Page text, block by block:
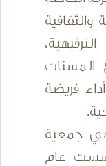
والثقافية
المسنات
فريضة
هي جمعية
عام